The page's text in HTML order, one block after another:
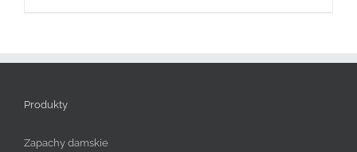
Produkty
Zapachy damskie